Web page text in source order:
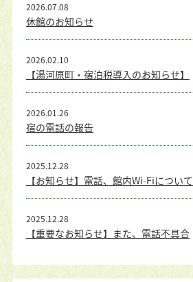
休館のお知らせ
2026.07.08
【湯河原町・宿泊税導入のお知らせ】
2026.02.10
宿の電話の報告
2026.01.26
【お知らせ】電話、館内Wi-Fiについて
2025.12.28
【重要なお知らせ】また、電話不具合
2025.12.28